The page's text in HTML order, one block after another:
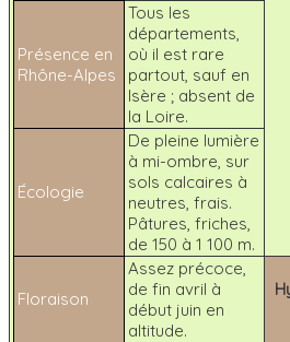
Présence en
Rhône-Alpes
Tous les
départements,
où il est rare
partout, sauf en
Isère ; absent de
la Loire.
Écologie
De pleine lumière
à mi-ombre, sur
sols calcaires à
neutres, frais.
Pâtures, friches,
de 150 à 1 100 m.
Floraison
Assez précoce,
de fin avril à
début juin en
altitude.